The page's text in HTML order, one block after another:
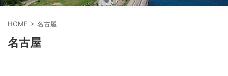
HOME > 名古屋
名古屋